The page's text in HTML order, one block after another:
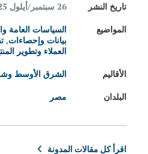
تاريخ النشر
26 سبتمبر/أيلول 2025
المواضيع
السياسات العامة
بيانات وإحصاءات,
العملاء وتطوير المنتج
الأقاليم
الشرق الأوسط
البلدان
مصر
اقرأ كل مقالات المدونة